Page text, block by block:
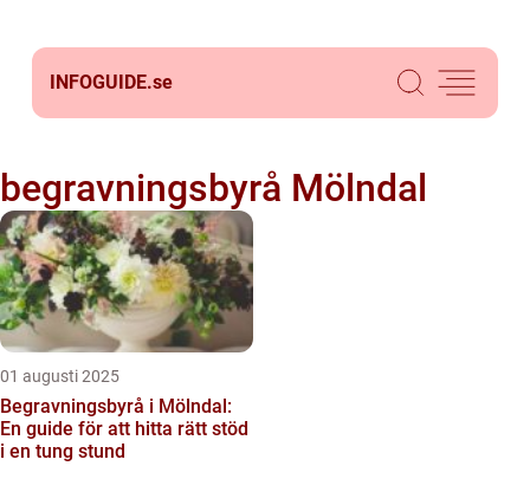
INFOGUIDE.se
begravningsbyrå Mölndal
01 augusti 2025
Begravningsbyrå i Mölndal:
En guide för att hitta rätt stöd
i en tung stund